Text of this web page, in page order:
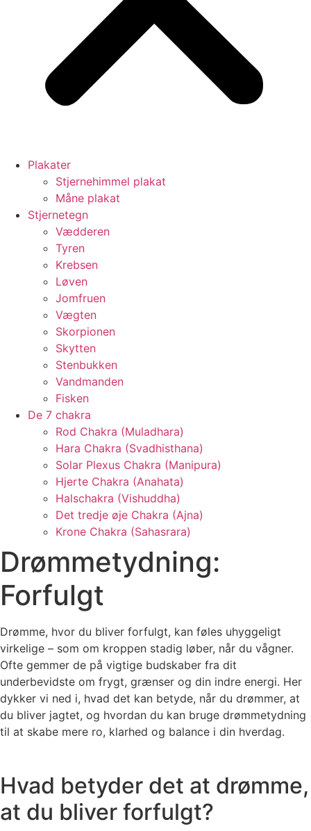
Plakater
Stjernehimmel plakat
Måne plakat
Stjernetegn
Vædderen
Tyren
Krebsen
Løven
Jomfruen
Vægten
Skorpionen
Skytten
Stenbukken
Vandmanden
Fisken
De 7 chakra
Rod Chakra (Muladhara)
Hara Chakra (Svadhisthana)
Solar Plexus Chakra (Manipura)
Hjerte Chakra (Anahata)
Halschakra (Vishuddha)
Det tredje øje Chakra (Ajna)
Krone Chakra (Sahasrara)
Drømmetydning:
Forfulgt
Drømme, hvor du bliver forfulgt, kan føles uhyggeligt
virkelige – som om kroppen stadig løber, når du vågner.
Ofte gemmer de på vigtige budskaber fra dit
underbevidste om frygt, grænser og din indre energi. Her
dykker vi ned i, hvad det kan betyde, når du drømmer, at
du bliver jagtet, og hvordan du kan bruge drømmetydning
til at skabe mere ro, klarhed og balance i din hverdag.
Hvad betyder det at drømme,
at du bliver forfulgt?